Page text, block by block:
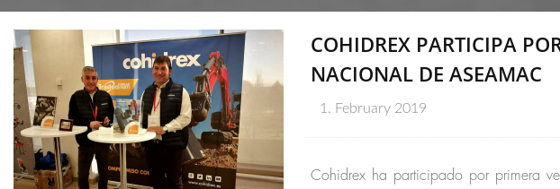
COHIDREX PARTICIPA
NACIONAL DE ASEAMAC
1. February 2019
Cohidrex ha participado por primera